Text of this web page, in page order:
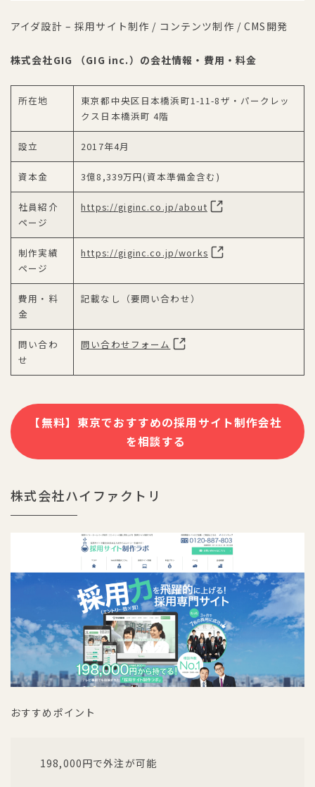
アイダ設計 – 採用サイト制作 / コンテンツ制作 / CMS開発
株式会社GIG （GIG inc.）の会社情報・費用・料金
所在地
東京都中央区日本橋浜町1-11-8ザ・パークレッ
クス日本橋浜町 4階
設立 2017年4月
資本金 3億8,339万円(資本準備金含む)
社員紹介
ページ
https://giginc.co.jp/about
制作実績
ページ
https://giginc.co.jp/works
費用・料
金
記載なし（要問い合わせ）
問い合わ
せ
問い合わせフォーム
【無料】東京でおすすめの採用サイト制作会社
を相談する
株式会社ハイファクトリ
おすすめポイント
198,000円で外注が可能